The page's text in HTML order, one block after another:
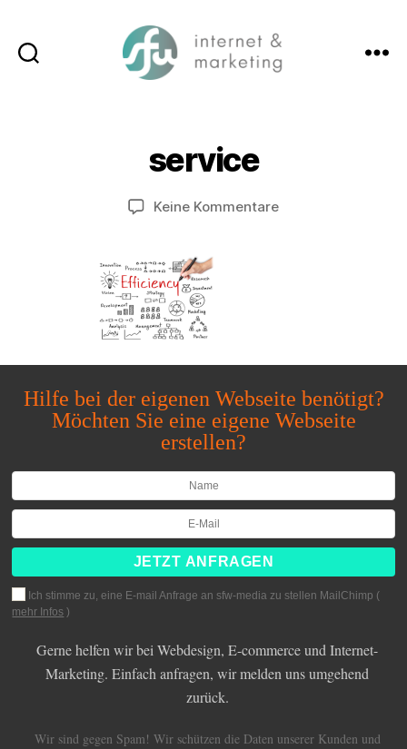
service
Keine Kommentarezu
Hilfe bei der eigenen Webseite benötigt?
Möchten Sie eine eigene Webseite
erstellen?
Ich stimme zu, eine E-mail Anfrage an sfw-media zu stellen MailChimp (
mehr Infos )
Gerne helfen wir bei Webdesign, E-commerce und Internet-
Marketing. Einfach anfragen, wir melden uns umgehend
zurück.
Wir sind gegen Spam! Wir schützen die Daten unserer Kunden und